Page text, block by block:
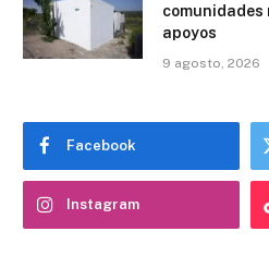
comunidades
apoyos
9 agosto, 2026
Facebook
Instagram